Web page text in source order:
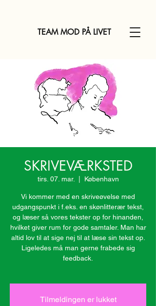
TEAM MOD PÅ LIVET
SKRIVEVÆRKSTED
tirs. 07. mar. København
Vi kommer med en skriveøvelse med
udgangspunkt i f.eks. en skønlitterær tekst,
og læser så vores tekster op for hinanden,
hvilket giver rum for gode samtaler. Man har
altid lov til at sige nej til at læse sin tekst op.
Ligeledes må man gerne frabede sig
feedback.
Tilmeldingen er lukket